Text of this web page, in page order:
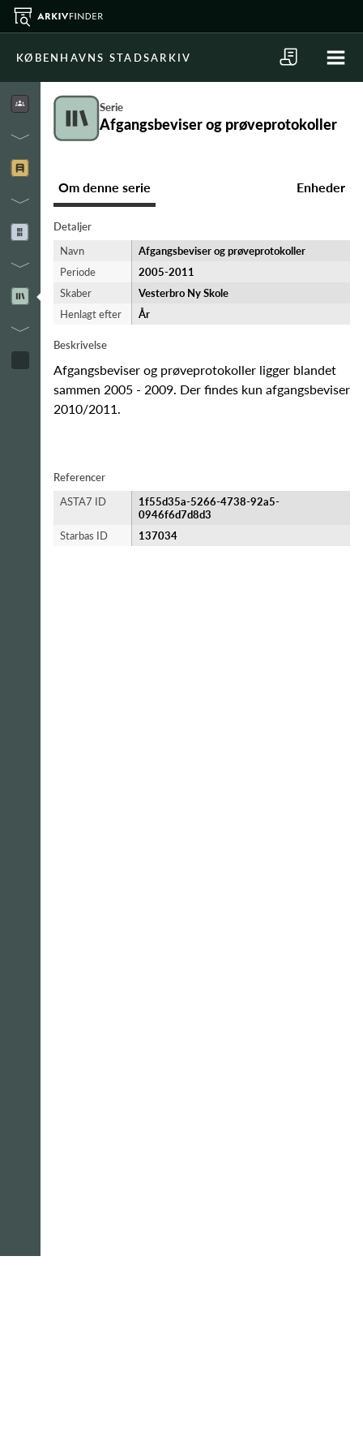
KØBENHAVNS STADSARKIV
Serie
Afgangsbeviser og prøveprotokoller
Om denne serie Enheder
Detaljer
Navn
Afgangsbeviser og prøveprotokoller
Periode
2005-​2011
Skaber
Vesterbro Ny Skole
Henlagt efter
År
Beskrivelse
Afgangsbeviser og prøveprotokoller ligger blandet
sammen 2005 - 2009. Der findes kun afgangsbeviser
2010/2011.
Referencer
ASTA7 ID
1f55d35a-5266-4738-92a5-
0946f6d7d8d3
Starbas ID
137034